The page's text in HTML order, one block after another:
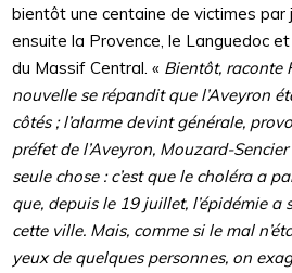
bientôt une centaine de victimes par
ensuite la Provence, le Languedoc
du Massif Central. « Bientôt, raconte
nouvelle se répandit que l’Aveyron
côtés ; l’alarme devint générale,
préfet de l’Aveyron, Mouzard-Sencier
seule chose : c’est que le choléra a
que, depuis le 19 juillet, l’épidémie a
cette ville. Mais, comme si le mal
yeux de quelques personnes, on